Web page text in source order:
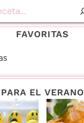
FAVORITAS
PARA EL VERANO